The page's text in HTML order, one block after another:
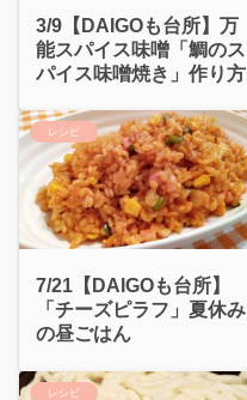
3/9【DAIGOも台所】万
能スパイス味噌「鯛のス
パイス味噌焼き」作り方
レシピ
7/21【DAIGOも台所】
「チーズピラフ」夏休み
の昼ごはん
レシピ